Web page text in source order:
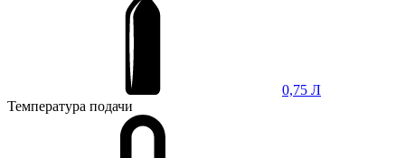
0,75 Л
Температура подачи